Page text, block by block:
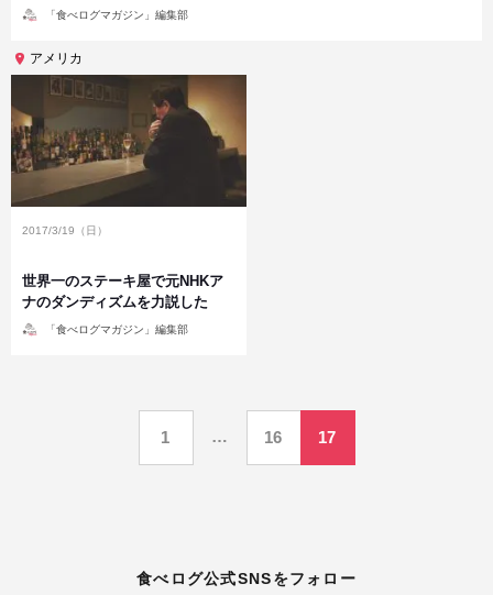
「食べログマガジン」編集部
アメリカ
2017/3/19（日）
世界一のステーキ屋で元NHKア
ナのダンディズムを力説した
「食べログマガジン」編集部
1 … 16 17
食べログ公式SNSをフォロー